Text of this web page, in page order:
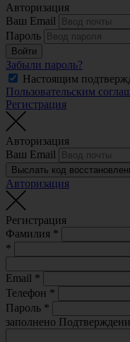
Авторизация
Ваш Email
Пароль
Войти
Забыли пароль?
Настоящим
Пользовательским
Регистрация
Авторизация
Ваш Email
Выслать код
Авторизация
Регистрация
Фамилия *
*
Email *
Телефон *
Пароль *
заполнено